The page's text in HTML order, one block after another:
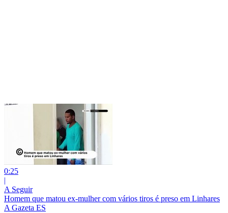
0:25
|
A Seguir
Homem que matou ex-mulher com vários tiros é preso em Linhares
A Gazeta ES